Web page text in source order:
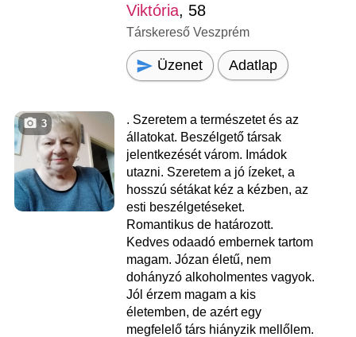
Viktória, 58
Társkereső Veszprém
Üzenet Adatlap
3
. Szeretem a természetet és az
állatokat. Beszélgető társak
jelentkezését várom. Imádok
utazni. Szeretem a jó ízeket, a
hosszú sétákat kéz a kézben, az
esti beszélgetéseket.
Romantikus de határozott.
Kedves odaadó embernek tartom
magam. Józan életű, nem
dohányzó alkoholmentes vagyok.
Jól érzem magam a kis
életemben, de azért egy
megfelelő társ hiányzik mellőlem.